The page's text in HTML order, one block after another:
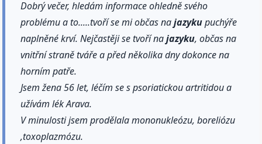
Dobrý večer, hledám informace ohledně svého
problému a to.....tvoří se mi občas najazykupuchýře
naplněné krví. Nejčastěji se tvoří najazyku, občas na
vnitřní straně tváře a před několika dny dokonce na
horním patře.
Jsem žena 56 let, léčím se s psoriatickou artritidou a
užívám lék Arava.
V minulosti jsem prodělala mononukleózu, boreliózu
,toxoplazmózu.